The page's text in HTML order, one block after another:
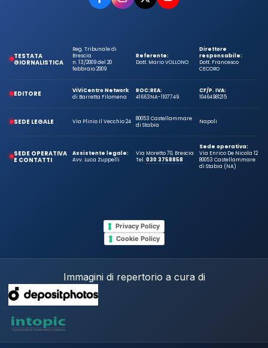
TESTATA
GIORNALISTICA
Reg. Tribunale di
Brescia
n. 13/2009 del 20
febbraio 2009
Referente:
Dott. Mario VOLLONO
Direttore
responsabile:
Dott. Francesco
CECORO
EDITORE
ViViCentro Network
di Barretta Filomena
ROC:
41663
REA:
NA-1107749
CF/P. IVA:
10464981215
SEDE LEGALE Via Plinio Il Vecchio 24
80053 Castellammare
di Stabia
Napoli
SEDE OPERATIVA
E CONTATTI
Assistente legale:
Avv. Luca Zuppelli
Via Moretto 70, Brescia
Tel.030 3758858
Sede operativa:
Via Enrico De Nicola 12
80053 Castellammare
di Stabia (NA)
Privacy Policy
Cookie Policy
Immagini di repertorio a cura di